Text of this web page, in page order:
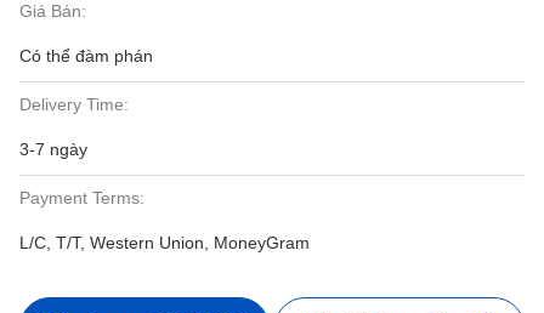
Giá Bán:
Có thể đàm phán
Delivery Time:
3-7 ngày
Payment Terms:
L/C, T/T, Western Union, MoneyGram